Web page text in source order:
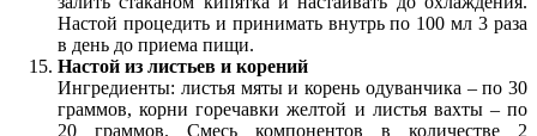
Настой процедить и принимать внутрь по 100 мл 3 раза
в день до приема пищи.
Настой из листьев и корений
Ингредиенты: листья мяты и корень одуванчика – по 30
граммов, корни горечавки желтой и листья вахты – по
20 граммов. Смесь компонентов в количестве 2